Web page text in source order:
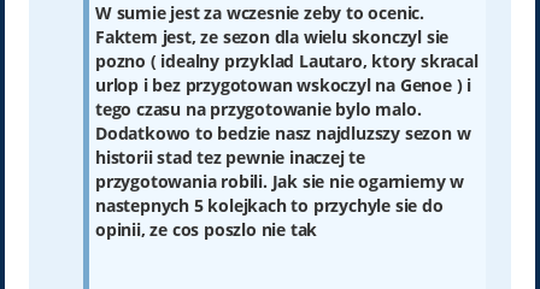
W sumie jest za wczesnie zeby to ocenic.
Faktem jest, ze sezon dla wielu skonczyl sie
pozno ( idealny przyklad Lautaro, ktory skracal
urlop i bez przygotowan wskoczyl na Genoe ) i
tego czasu na przygotowanie bylo malo.
Dodatkowo to bedzie nasz najdluzszy sezon w
historii stad tez pewnie inaczej te
przygotowania robili. Jak sie nie ogarniemy w
nastepnych 5 kolejkach to przychyle sie do
opinii, ze cos poszlo nie tak